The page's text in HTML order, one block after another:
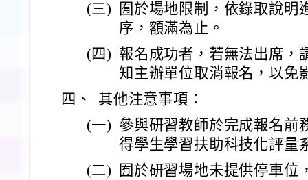
(三)
囿於場地限制，依錄取說明
序，額滿為止。
(四) 報名成功者，若無法出席，
知主辦單位取消報名，以免
四、
其他注意事項：
(一) 參與研習教師於完成報名前
得學生學習扶助科技化評量
(二)
囿於研習場地未提供停車位